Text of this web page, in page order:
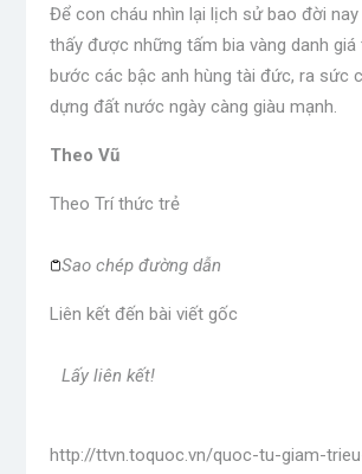
Để con cháu nhìn lại lịch sử bao đời
thấy được những tấm bia vàng danh
bước các bậc anh hùng tài đức, ra sức
dựng đất nước ngày càng giàu mạnh.
Theo Vũ
Theo Trí thức trẻ
Sao chép đường dẫn
Liên kết đến bài viết gốc
Lấy liên kết!
http://ttvn.toquoc.vn/quoc-tu-giam-